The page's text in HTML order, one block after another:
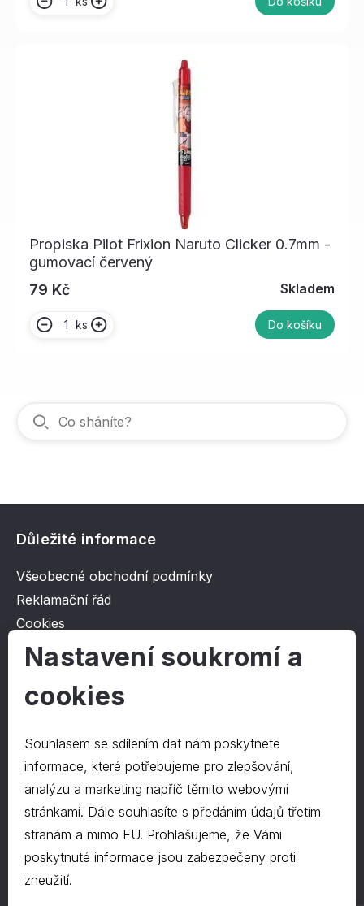
Propiska Pilot Frixion Naruto Clicker 0.7mm -
gumovací červený
79 Kč
Skladem
ks Do košíku
Důležité informace
Všeobecné obchodní podmínky
Reklamační řád
Cookies
Ochrana osobních údajů
O společnosti
Kontakt
O nás
Kontakty
577 222 666
©2024 PD-HRAPA s.r.o.
Nastavení soukromí a
cookies
Souhlasem se sdílením dat nám poskytnete
informace, které potřebujeme pro zlepšování,
analýzu a marketing napříč těmito webovými
stránkami. Dále souhlasíte s předáním údajů třetím
stranám a mimo EU. Prohlašujeme, že Vámi
poskytnuté informace jsou zabezpečeny proti
zneužití.